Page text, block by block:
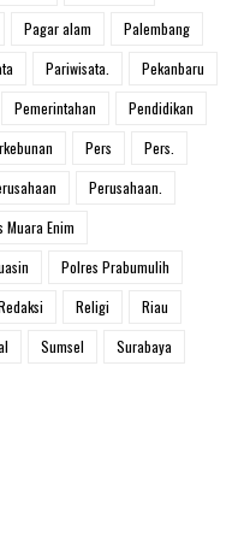
Pagar alam
Palembang
Pariwisata.
Pekanbaru
Pemerintahan
Pendidikan
Pers
Pers.
Perusahaan.
Muara Enim
Polres Prabumulih
Religi
Riau
Sumsel
Surabaya